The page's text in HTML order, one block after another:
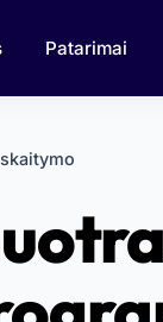
Patarimai